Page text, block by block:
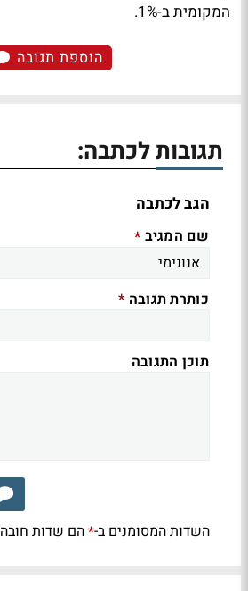
המקומית ב-1%.
הוספת תגובה
תגובות לכתבה:
הגב לכתבה
שם המגיב *
כותרת תגובה *
תוכן התגובה
השדות המסומנים ב-*הם שדות חובה